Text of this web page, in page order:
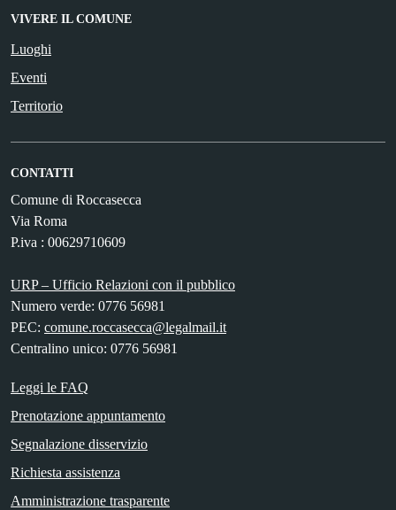
VIVERE IL COMUNE
Luoghi
Eventi
Territorio
CONTATTI
Comune di Roccasecca
Via Roma
P.iva : 00629710609
URP – Ufficio Relazioni con il pubblico
Numero verde: 0776 56981
PEC: comune.roccasecca@legalmail.it
Centralino unico: 0776 56981
Leggi le FAQ
Prenotazione appuntamento
Segnalazione disservizio
Richiesta assistenza
Amministrazione trasparente